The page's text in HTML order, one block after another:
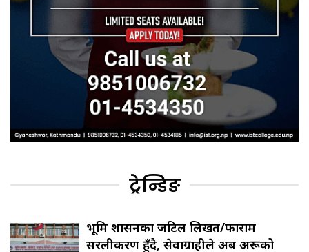
ट्रेन्डिङ
भूमि प्रशासनका जटिल लिखत/फाराम
सरलीकरण हुँदै, सेवाग्राहीले अब अरूको